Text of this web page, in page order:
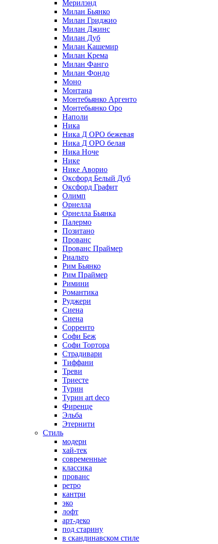
Мерилэнд
Милан Бьянко
Милан Гриджио
Милан Джинс
Милан Дуб
Милан Кашемир
Милан Крема
Милан Фанго
Милан Фондо
Моно
Монтана
Монтебьянко Аргенто
Монтебьянко Оро
Наполи
Ника
Ника Д ОРО бежевая
Ника Д ОРО белая
Ника Ноче
Нике
Нике Аворио
Оксфорд Белый Дуб
Оксфорд Графит
Олимп
Орнелла
Орнелла Бьянка
Палермо
Позитано
Прованс
Прованс Праймер
Риальто
Рим Бьянко
Рим Праймер
Римини
Романтика
Руджери
Сиена
Сиена
Сорренто
Софи Беж
Софи Тортора
Страдивари
Тиффани
Треви
Триесте
Турин
Турин art deco
Фиренце
Эльба
Этернити
Стиль
модерн
хай-тек
современные
классика
прованс
ретро
кантри
эко
лофт
арт-деко
под старину
в скандинавском стиле